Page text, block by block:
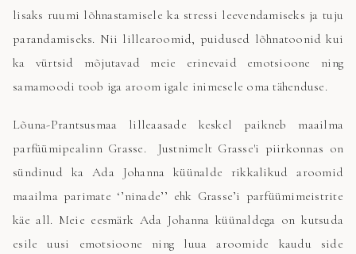
lisaks ruumi lõhnastamisele ka stressi leevendamiseks ja tuju
parandamiseks. Nii lillearoomid, puidused lõhnatoonid kui
ka vürtsid mõjutavad meie erinevaid emotsioone ning
samamoodi toob iga aroom igale inimesele oma tähenduse.
Lõuna-Prantsusmaa lilleaasade keskel paikneb maailma
parfüümipealinn Grasse. Justnimelt Grasse'i piirkonnas on
sündinud ka Ada Johanna küünalde rikkalikud aroomid
maailma parimate ‘’ninade’’ ehk Grasse’i parfüümimeistrite
käe all. Meie eesmärk Ada Johanna küünaldega on kutsuda
esile uusi emotsioone ning luua aroomide kaudu side